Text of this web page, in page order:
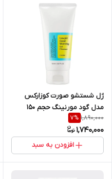
ژل شستشو صورت کوزارکس
مدل گود مورنینگ حجم 150
میلی لیتر
1,890,000
7%
1,740,000
افزودن به سبد